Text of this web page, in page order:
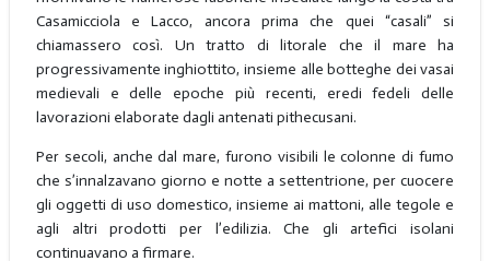
Casamicciola e Lacco, ancora prima che quei “casali” si
chiamassero così. Un tratto di litorale che il mare ha
progressivamente inghiottito, insieme alle botteghe dei vasai
medievali e delle epoche più recenti, eredi fedeli delle
lavorazioni elaborate dagli antenati pithecusani.
Per secoli, anche dal mare, furono visibili le colonne di fumo
che s’innalzavano giorno e notte a settentrione, per cuocere
gli oggetti di uso domestico, insieme ai mattoni, alle tegole e
agli altri prodotti per l’edilizia. Che gli artefici isolani
continuavano a firmare.